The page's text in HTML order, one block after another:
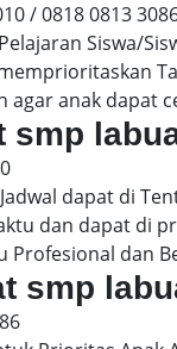
/ 0818 0813
Siswa/
agar anak dapat
smp
dapat di
dan dapat di
Profesional dan
smp